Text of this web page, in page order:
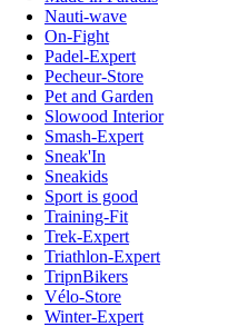
Nauti-wave
On-Fight
Padel-Expert
Pecheur-Store
Pet and Garden
Slowood Interior
Smash-Expert
Sneak'In
Sneakids
Sport is good
Training-Fit
Trek-Expert
Triathlon-Expert
TripnBikers
Vélo-Store
Winter-Expert